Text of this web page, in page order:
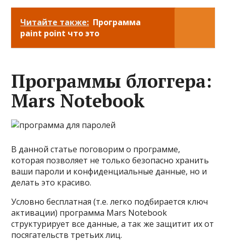
Читайте также: Программа
paint point что это
Программы блоггера:
Mars Notebook
В данной статье поговорим о программе,
которая позволяет не только безопасно хранить
ваши пароли и конфиденциальные данные, но и
делать это красиво.
Условно бесплатная (т.е. легко подбирается ключ
активации) программа Mars Notebook
структурирует все данные, а так же защитит их от
посягательств третьих лиц.